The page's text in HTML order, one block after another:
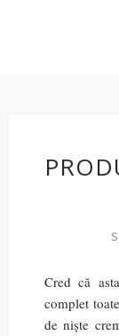
Cred că
complet
de niște